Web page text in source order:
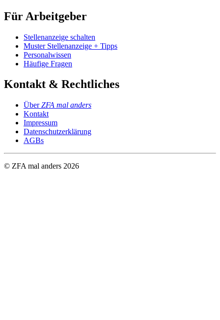
Für Arbeitgeber
Stellenanzeige schalten
Muster Stellenanzeige + Tipps
Personalwissen
Häufige Fragen
Kontakt & Rechtliches
ÜberZFA mal anders
Kontakt
Impressum
Datenschutzerklärung
AGBs
© ZFA mal anders 2026